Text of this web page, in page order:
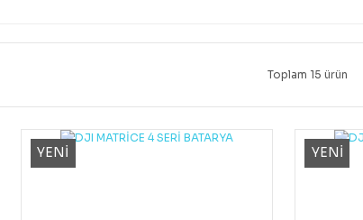
Toplam 15 ürün
YENİ YENİ